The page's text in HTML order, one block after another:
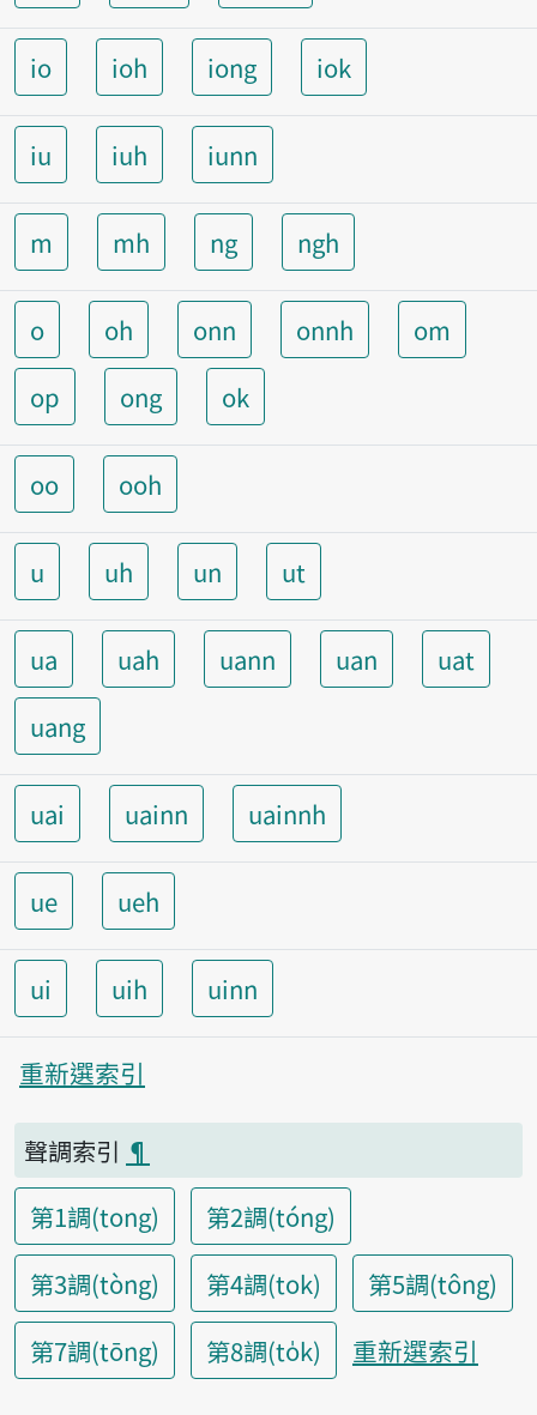
io ioh iong iok
iu iuh iunn
m mh ng ngh
o oh onn onnh
om
op
ong ok
oo ooh
u uh un ut
ua uah uann uan
uat
uang
uai uainn uainnh
ue ueh
ui uih uinn
重新選索引
聲調索引 ¶
第1調(tong)
第2調(tóng)
第3調(tòng)
第4調(tok)
第5調(tông)
第7調(tōng)
第8調(to̍k) 重新選索引